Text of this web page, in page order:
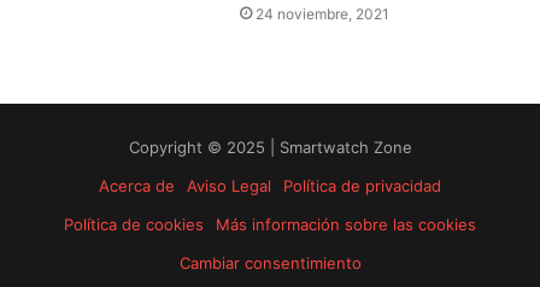
24 noviembre, 2021
Copyright © 2025 | Smartwatch Zone
Acerca de
Aviso Legal
Política de privacidad
Política de cookies
Más información sobre las cookies
Cambiar consentimiento